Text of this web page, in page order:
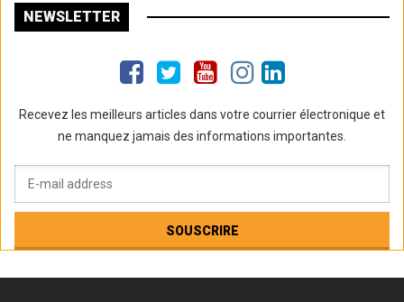
NEWSLETTER
Recevez les meilleurs articles dans votre courrier électronique et
ne manquez jamais des informations importantes.